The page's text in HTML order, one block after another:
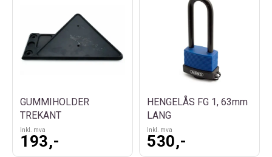
GUMMIHOLDER
TREKANT
Inkl. mva
193,-
HENGELÅS FG 1, 63mm
LANG
Inkl. mva
530,-